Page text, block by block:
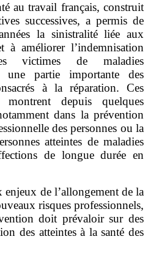
au travail français, construit
successives, a permis de
la sinistralité liée aux
à améliorer l’indemnisation
victimes de maladies
une partie importante des
à la réparation. Ces
montrent depuis quelques
dans la prévention
des personnes ou la
atteintes de maladies
de longue durée en
enjeux de l’allongement de la
risques professionnels,
doit prévaloir sur des
des atteintes à la santé des